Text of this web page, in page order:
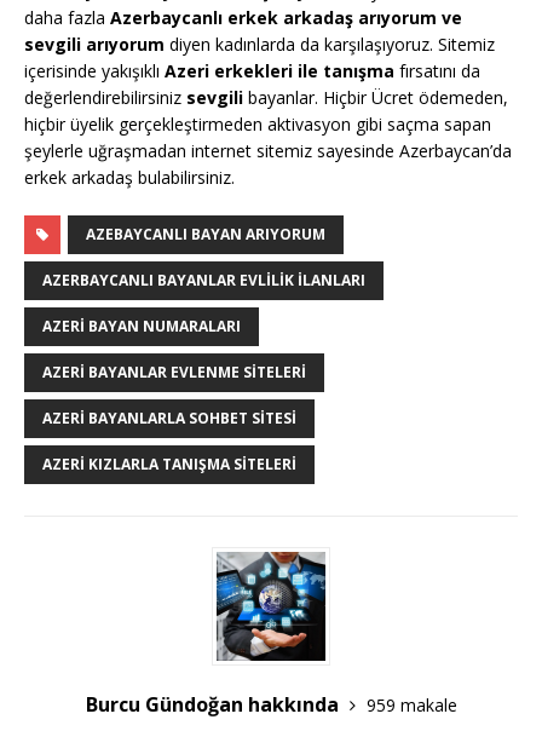
daha fazla Azerbaycanlı erkek arkadaş arıyorum ve
sevgili arıyorum diyen kadınlarda da karşılaşıyoruz. Sitemiz
içerisinde yakışıklı Azeri erkekleri ile tanışma fırsatını da
değerlendirebilirsiniz sevgili bayanlar. Hiçbir Ücret ödemeden,
hiçbir üyelik gerçekleştirmeden aktivasyon gibi saçma sapan
şeylerle uğraşmadan internet sitemiz sayesinde Azerbaycan’da
erkek arkadaş bulabilirsiniz.
AZEBAYCANLI BAYAN ARIYORUM
AZERBAYCANLI BAYANLAR EVLILIK İLANLARI
AZERI BAYAN NUMARALARI
AZERI BAYANLAR EVLENME SITELERI
AZERI BAYANLARLA SOHBET SITESI
AZERI KIZLARLA TANIŞMA SITELERI
Burcu Gündoğan hakkında
959 makale